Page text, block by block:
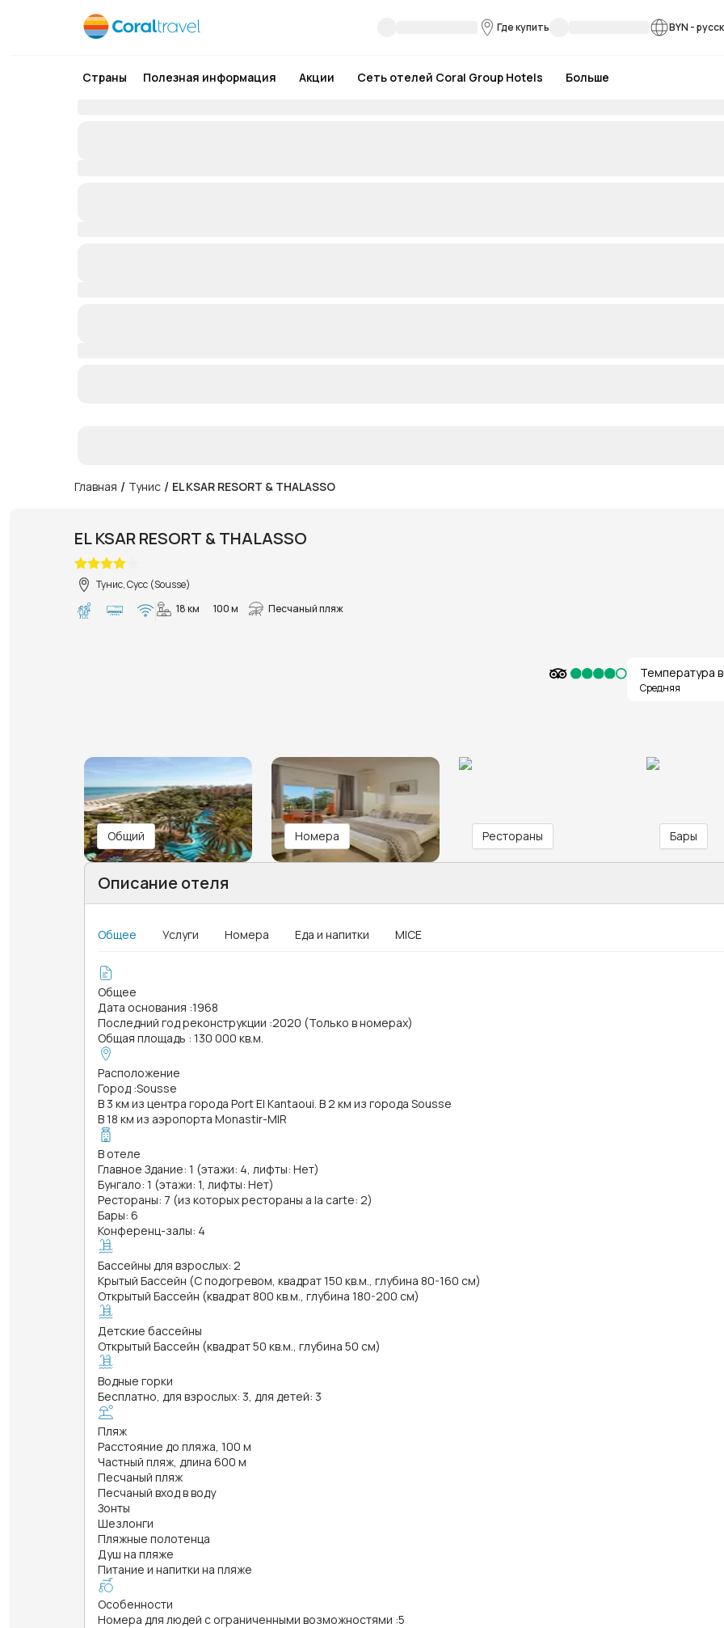
Где купить BYN -
Страны Полезная информация Акции Сеть отелей Coral Group Hotels Больше
Главная / Тунис / EL KSAR RESORT & THALASSO
EL KSAR RESORT & THALASSO
Тунис, Сусс (Sousse)
18 км
100 м Песчаный пляж
Температура
Средняя
Общий Номера Рестораны Бары
Описание отеля
Общее Услуги Номера Еда и напитки MICE
Общее
Дата основания :1968
Последний год реконструкции :2020 (Только в номерах)
Общая площадь : 130 000 кв.м.
Расположение
Город :Sousse
В 3 км из центра города Port El Kantaoui. В 2 км из города Sousse
В 18 км из аэропорта Monastir-MIR
В отеле
Главное Здание: 1 (этажи: 4, лифты: Нет)
Бунгало: 1 (этажи: 1, лифты: Нет)
Рестораны: 7 (из которых рестораны a la carte: 2)
Бары: 6
Конференц-залы: 4
Бассейны для взрослых: 2
Крытый Бассейн (С подогревом, квадрат 150 кв.м., глубина 80-160 см)
Открытый Бассейн (квадрат 800 кв.м., глубина 180-200 см)
Детские бассейны
Открытый Бассейн (квадрат 50 кв.м., глубина 50 см)
Водные горки
Бесплатно, для взрослых: 3, для детей: 3
Пляж
Расстояние до пляжа, 100 м
Частный пляж, длина 600 м
Песчаный пляж
Песчаный вход в воду
Зонты
Шезлонги
Пляжные полотенца
Душ на пляже
Питание и напитки на пляже
Особенности
Номера для людей с ограниченными возможностями :5